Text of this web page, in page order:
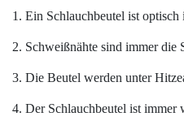
1. Ein Schlauchbeutel ist optisch
2. Schweißnähte sind immer
3. Die Beutel werden unter
4. Der Schlauchbeutel ist immer